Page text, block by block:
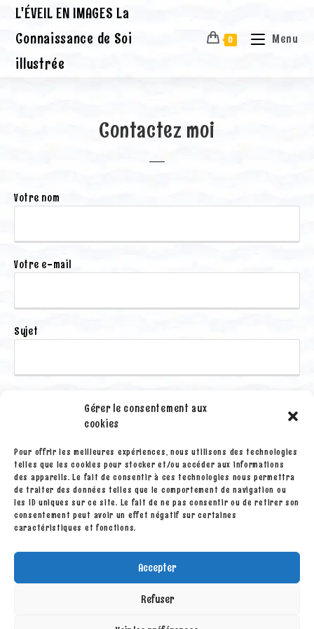
Gérer le consentement aux
cookies
Pour offrir les meilleures expériences, nous utilisons des technologies
telles que les cookies pour stocker et/ou accéder aux informations
des appareils. Le fait de consentir à ces technologies nous permettra
de traiter des données telles que le comportement de navigation ou
les ID uniques sur ce site. Le fait de ne pas consentir ou de retirer son
consentement peut avoir un effet négatif sur certaines
caractéristiques et fonctions.
Accepter
Refuser
L'ÉVEIL EN IMAGES La
Connaissance de Soi
illustrée
0 Menu
Contactez moi
Votre nom
Votre e-mail
Sujet